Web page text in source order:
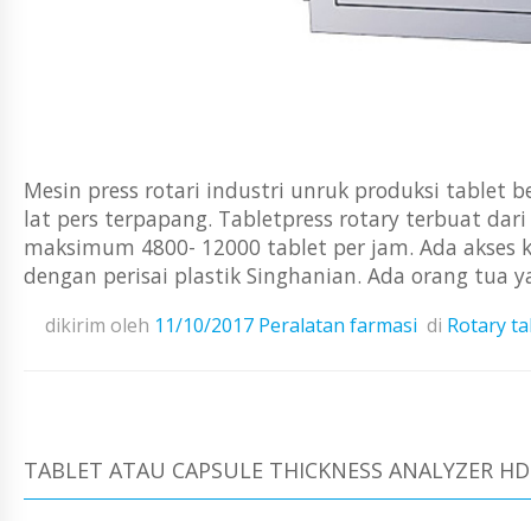
Mesin press rotari industri unruk produksi tablet
lat pers terpapang. Tabletpress rotary terbuat dari
maksimum 4800- 12000 tablet per jam. Ada
dengan perisai plastik Singhanian. Ada orang tua
dikirim oleh 11/10/2017 Peralatan farmasi di Rotary
TABLET ATAU CAPSULE THICKNESS ANALYZER